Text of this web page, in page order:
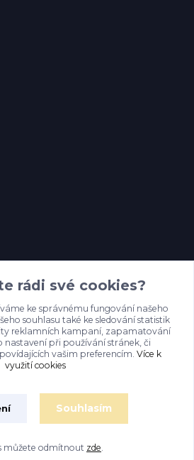
Hartingerová
hod.) Když se nedovoláte, volám zpět
na Eshop-rychle.cz
rádi své cookies?
ke správnému fungování našeho
souhlasu také ke sledování statistik
reklamních kampaní, zapamatování
nastavení při používání stránek, či
vašim preferencím. Více k
využití cookies
Souhlasím
můžete odmítnout zde